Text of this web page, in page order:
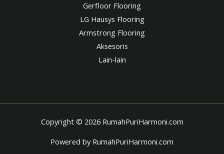
Gerfloor Flooring
LG Hausys Flooring
Armstrong Flooring
Aksesoris
Lain-lain
Copyright © 2026 RumahPuriHarmoni.com
Powered by RumahPuriHarmoni.com